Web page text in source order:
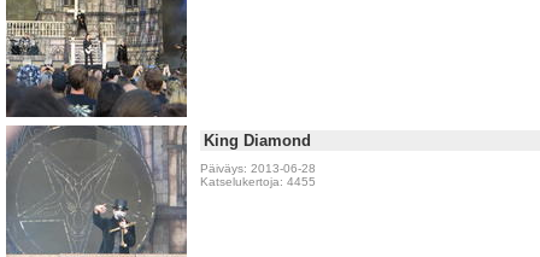
King Diamond
Päiväys: 2013-06-28
Katselukertoja: 4455